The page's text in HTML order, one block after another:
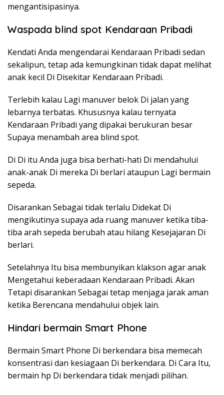
mengantisipasinya.
Waspada blind spot Kendaraan Pribadi
Kendati Anda mengendarai Kendaraan Pribadi sedan
sekalipun, tetap ada kemungkinan tidak dapat melihat
anak kecil Di Disekitar Kendaraan Pribadi.
Terlebih kalau Lagi manuver belok Di jalan yang
lebarnya terbatas. Khususnya kalau ternyata
Kendaraan Pribadi yang dipakai berukuran besar
Supaya menambah area blind spot.
Di Di itu Anda juga bisa berhati-hati Di mendahului
anak-anak Di mereka Di berlari ataupun Lagi bermain
sepeda.
Disarankan Sebagai tidak terlalu Didekat Di
mengikutinya supaya ada ruang manuver ketika tiba-
tiba arah sepeda berubah atau hilang Kesejajaran Di
berlari.
Setelahnya Itu bisa membunyikan klakson agar anak
Mengetahui keberadaan Kendaraan Pribadi. Akan
Tetapi disarankan Sebagai tetap menjaga jarak aman
ketika Berencana mendahului objek lain.
Hindari bermain Smart Phone
Bermain Smart Phone Di berkendara bisa memecah
konsentrasi dan kesiagaan Di berkendara. Di Cara Itu,
bermain hp Di berkendara tidak menjadi pilihan.